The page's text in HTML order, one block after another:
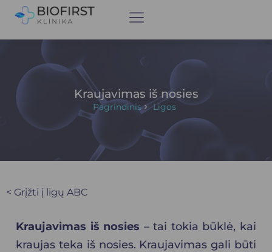
Kraujavimas iš nosies
Pagrindinis Ligos
< Grįžti į ligų ABC
Kraujavimas iš nosies – tai tokia būklė, kai
kraujas teka iš nosies. Kraujavimas gali būti